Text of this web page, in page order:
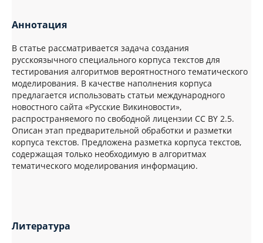
Аннотация
В статье рассматривается задача создания
русскоязычного специального корпуса текстов для
тестирования алгоритмов вероятностного тематического
моделирования. В качестве наполнения корпуса
предлагается использовать статьи международного
новостного сайта «Русские Викиновости»,
распространяемого по свободной лицензии CC BY 2.5.
Описан этап предварительной обработки и разметки
корпуса текстов. Предложена разметка корпуса текстов,
содержащая только необходимую в алгоритмах
тематического моделирования информацию.
Литература